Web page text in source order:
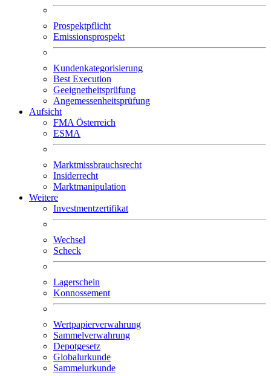
Prospektpflicht
Emissionsprospekt
Kundenkategorisierung
Best Execution
Geeignetheitsprüfung
Angemessenheitsprüfung
Aufsicht
FMA Österreich
ESMA
Marktmissbrauchsrecht
Insiderrecht
Marktmanipulation
Weitere
Investmentzertifikat
Wechsel
Scheck
Lagerschein
Konnossement
Wertpapierverwahrung
Sammelverwahrung
Depotgesetz
Globalurkunde
Sammelurkunde